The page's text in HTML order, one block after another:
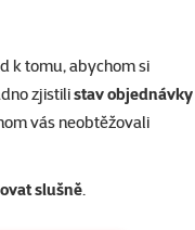
k tomu, abychom si
zjistilistav objednávky
vás neobtěžovali
slušně.